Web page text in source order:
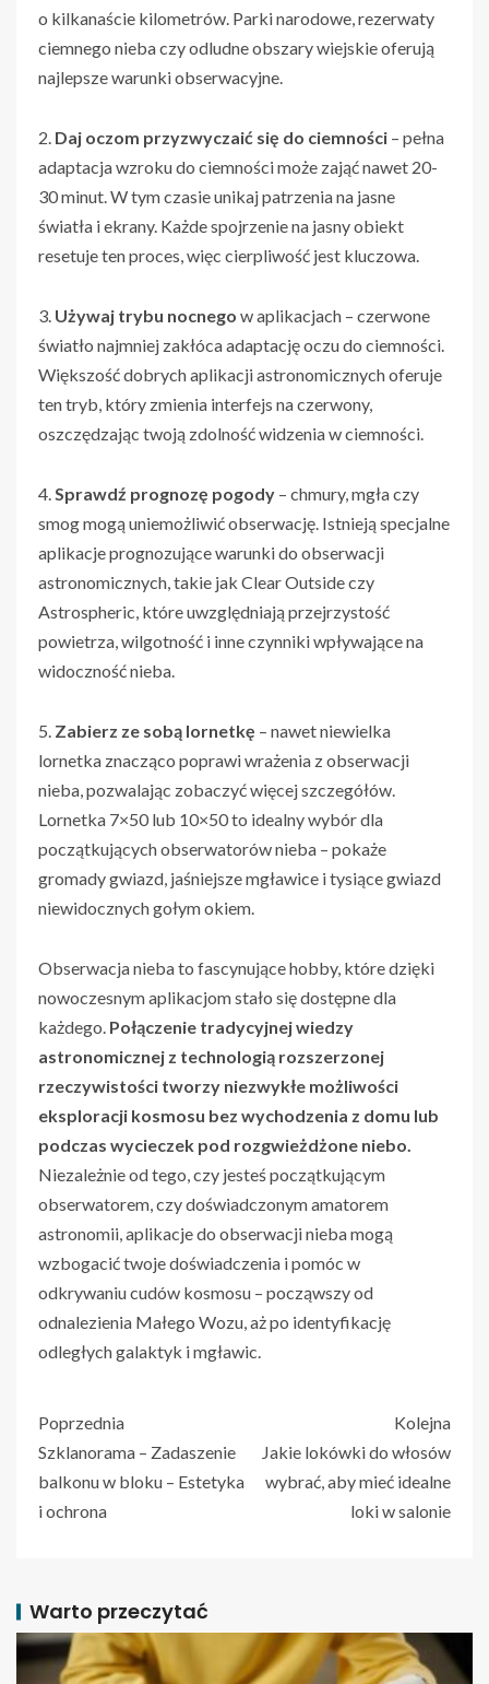
o kilkanaście kilometrów. Parki narodowe, rezerwaty
ciemnego nieba czy odludne obszary wiejskie oferują
najlepsze warunki obserwacyjne.
2. Daj oczom przyzwyczaić się do ciemności – pełna
adaptacja wzroku do ciemności może zająć nawet 20-
30 minut. W tym czasie unikaj patrzenia na jasne
światła i ekrany. Każde spojrzenie na jasny obiekt
resetuje ten proces, więc cierpliwość jest kluczowa.
3. Używaj trybu nocnego w aplikacjach – czerwone
światło najmniej zakłóca adaptację oczu do ciemności.
Większość dobrych aplikacji astronomicznych oferuje
ten tryb, który zmienia interfejs na czerwony,
oszczędzając twoją zdolność widzenia w ciemności.
4. Sprawdź prognozę pogody – chmury, mgła czy
smog mogą uniemożliwić obserwację. Istnieją specjalne
aplikacje prognozujące warunki do obserwacji
astronomicznych, takie jak Clear Outside czy
Astrospheric, które uwzględniają przejrzystość
powietrza, wilgotność i inne czynniki wpływające na
widoczność nieba.
5. Zabierz ze sobą lornetkę – nawet niewielka
lornetka znacząco poprawi wrażenia z obserwacji
nieba, pozwalając zobaczyć więcej szczegółów.
Lornetka 7×50 lub 10×50 to idealny wybór dla
początkujących obserwatorów nieba – pokaże
gromady gwiazd, jaśniejsze mgławice i tysiące gwiazd
niewidocznych gołym okiem.
Obserwacja nieba to fascynujące hobby, które dzięki
nowoczesnym aplikacjom stało się dostępne dla
każdego. Połączenie tradycyjnej wiedzy
astronomicznej z technologią rozszerzonej
rzeczywistości tworzy niezwykłe możliwości
eksploracji kosmosu bez wychodzenia z domu lub
podczas wycieczek pod rozgwieżdżone niebo.
Niezależnie od tego, czy jesteś początkującym
obserwatorem, czy doświadczonym amatorem
astronomii, aplikacje do obserwacji nieba mogą
wzbogacić twoje doświadczenia i pomóc w
odkrywaniu cudów kosmosu – począwszy od
odnalezienia Małego Wozu, aż po identyfikację
odległych galaktyk i mgławic.
Poprzednia
Szklanorama – Zadaszenie
balkonu w bloku – Estetyka
i ochrona
Kolejna
Jakie lokówki do włosów
wybrać, aby mieć idealne
loki w salonie
Warto przeczytać